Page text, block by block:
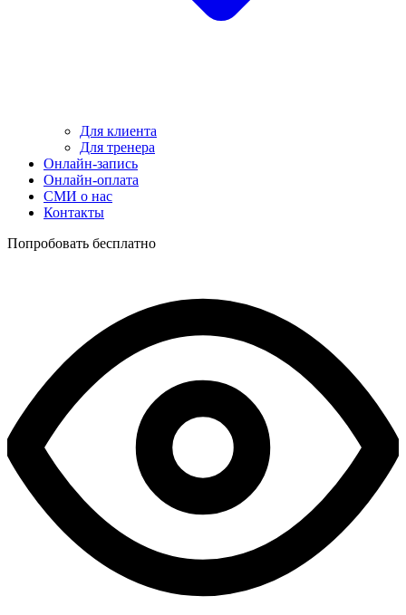
Для клиента
Для тренера
Онлайн-запись
Онлайн-оплата
СМИ о нас
Контакты
Попробовать бесплатно